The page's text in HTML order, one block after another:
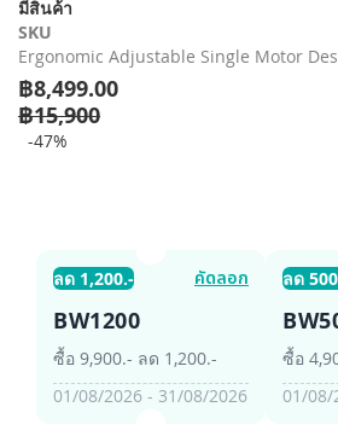
มีสินค้า
SKU
Ergonomic Adjustable Single Motor
฿8,499.00
฿15,900
-47%
ลด 1,200.- คัดลอก
BW1200
ซื้อ 9,900.- ลด 1,200.-
01/08/2026 - 31/08/2026
ลด
ซื้อ
01/08/